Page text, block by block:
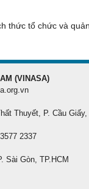
thức tổ chức và
(VINASA)
Thuyết, P. Cầu Giấy,
2337
Sài Gòn, TP.HCM